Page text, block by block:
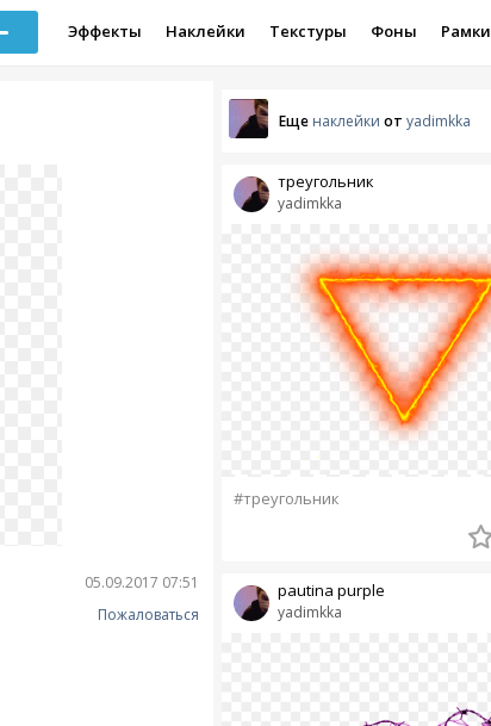
Эффекты Наклейки Текстуры Фоны Рамки
05.09.2017 07:51
Пожаловаться
Еще наклейки от yadimkka
yadimkka
треугольник
#треугольник
yadimkka
pautina purple